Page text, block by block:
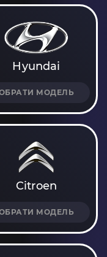
Hyundai
МОДЕЛЬ
Citroen
МОДЕЛЬ